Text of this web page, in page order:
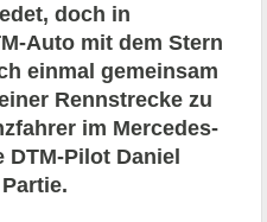
doch in
Auto mit dem Stern
einmal gemeinsam
Rennstrecke zu
im Mercedes-
Pilot Daniel